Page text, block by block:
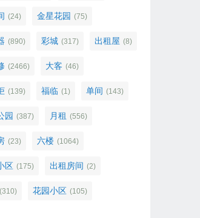
(24) 金星花园 (75)
(890) 彩城 (317) 出租屋 (8)
(2466) 大客 (46)
(139) 福临 (1) 单间 (143)
园 (387) 月租 (556)
(23) 六楼 (1064)
区 (175) 出租房间 (2)
(310) 花园小区 (105)